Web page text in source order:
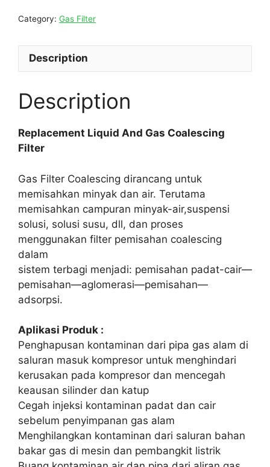
Category: Gas Filter
Description
Description
Replacement Liquid And Gas Coalescing
Filter
Gas Filter Coalescing dirancang untuk
memisahkan minyak dan air. Terutama
memisahkan campuran minyak-air,suspensi
solusi, solusi susu, dll, dan proses
menggunakan filter pemisahan coalescing
dalam
sistem terbagi menjadi: pemisahan padat-cair—
pemisahan—aglomerasi—pemisahan—
adsorpsi.
Aplikasi Produk :
Penghapusan kontaminan dari pipa gas alam di
saluran masuk kompresor untuk menghindari
kerusakan pada kompresor dan mencegah
keausan silinder dan katup
Cegah injeksi kontaminan padat dan cair
sebelum penyimpanan gas alam
Menghilangkan kontaminan dari saluran bahan
bakar gas di mesin dan pembangkit listrik